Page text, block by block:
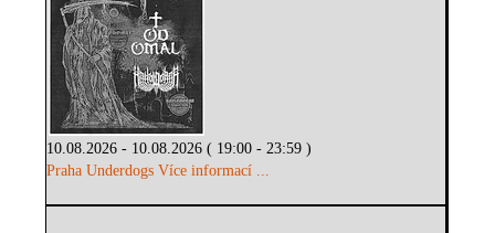
10.08.2026 - 10.08.2026 ( 19:00 - 23:59 )
Praha Underdogs Více informací ...